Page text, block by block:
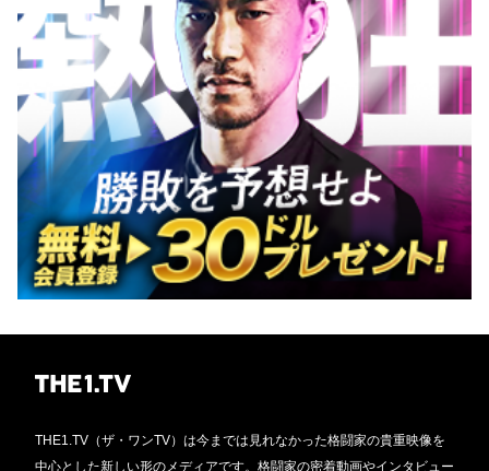
THE1.TV（ザ・ワンTV）は今までは見れなかった格闘家の貴重映像を
中心とした新しい形のメディアです。格闘家の密着動画やインタビュー